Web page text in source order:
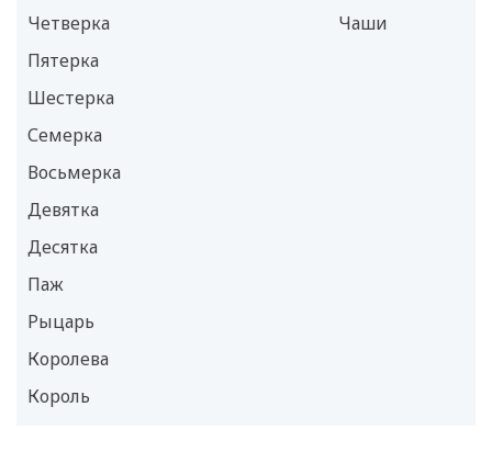
Четверка
Пятерка
Шестерка
Семерка
Восьмерка
Девятка
Десятка
Паж
Рыцарь
Королева
Король
Чаши